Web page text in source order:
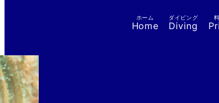
ホーム
Home
ダイビング
Diving